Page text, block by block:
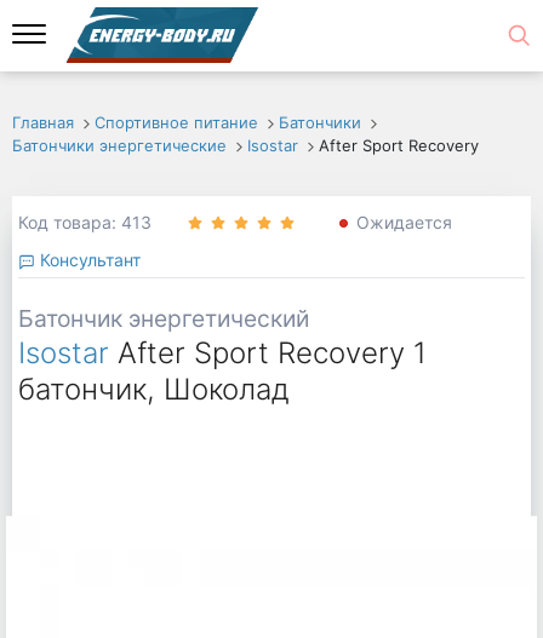
Главная Спортивное питание
Батончики
Батончики энергетические
Isostar After Sport Recovery
Код товара: 413
Ожидается
Консультант
Батончик энергетический
Isostar After Sport Recovery 1
батончик, Шоколад